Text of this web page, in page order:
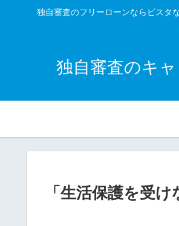
独自審査のフリーローンならビスタ
独自審査のキ
「生活保護を受